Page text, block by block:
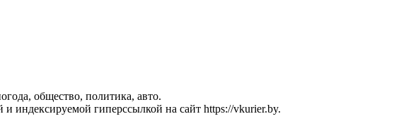
общество, политика, авто.
и индексируемой гиперссылкой на сайт https://vkurier.by.